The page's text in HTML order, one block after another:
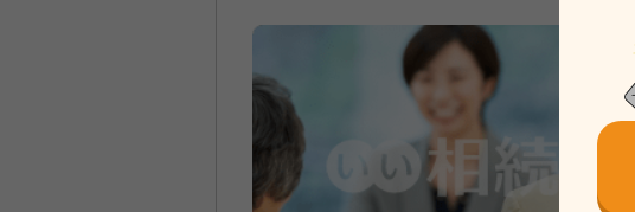
相続・後見・家族信託のセミナー講師を長年務め
等遺産分割協議が困難な様々な相続を解決してき
イスします。
資格等：
所属団体：
東京都行政書士会